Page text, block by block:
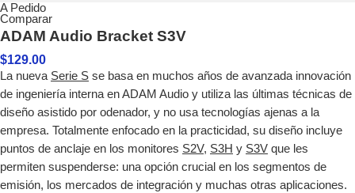
A Pedido
Comparar
ADAM Audio Bracket S3V
$129.00
La nueva Serie S se basa en muchos años de avanzada innovación
de ingeniería interna en ADAM Audio y utiliza las últimas técnicas de
diseño asistido por odenador, y no usa tecnologías ajenas a la
empresa. Totalmente enfocado en la practicidad, su diseño incluye
puntos de anclaje en los monitores S2V, S3H y S3V que les
permiten suspenderse: una opción crucial en los segmentos de
emisión, los mercados de integración y muchas otras aplicaciones.